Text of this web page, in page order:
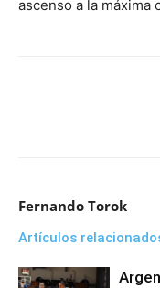
ascenso a la máxima
Fernando Torok
Artículos